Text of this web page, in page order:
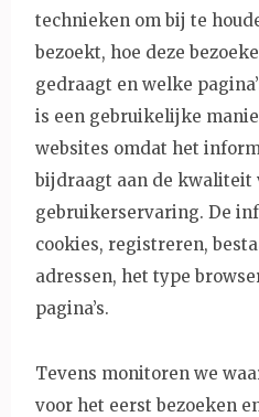
technieken om bij te
bezoekt, hoe deze
gedraagt en welke
is een gebruikelijke
websites omdat het
bijdraagt aan de kwaliteit
gebruikerservaring. De
cookies, registreren,
adressen, het type
pagina’s.
Tevens monitoren we
voor het eerst bezoeken